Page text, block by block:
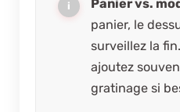
Panier vs.
panier, le
surveillez la
ajoutez
gratinage si